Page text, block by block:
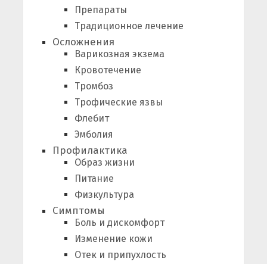
Препараты
Традиционное лечение
Осложнения
Варикозная экзема
Кровотечение
Тромбоз
Трофические язвы
Флебит
Эмболия
Профилактика
Образ жизни
Питание
Физкультура
Симптомы
Боль и дискомфорт
Изменение кожи
Отек и припухлость